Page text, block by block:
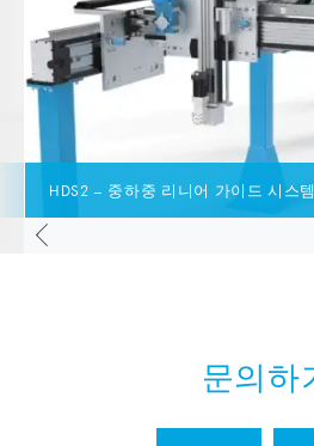
HDS2 – 중하중 리니어 가이드 시스템